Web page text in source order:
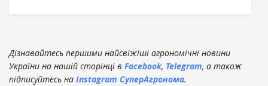
Дізнавайтесь першими найсвіжіші агрономічні новини
України на нашій сторінці в Facebook, Telegram, а також
підписуйтесь на Instagram СуперАгронома.